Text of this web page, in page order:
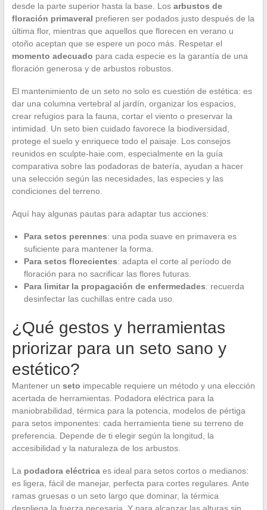
desde la parte superior hasta la base. Los arbustos de
floración primaveral prefieren ser podados justo después de la
última flor, mientras que aquellos que florecen en verano u
otoño aceptan que se espere un poco más. Respetar el
momento adecuado para cada especie es la garantía de una
floración generosa y de arbustos robustos.
El mantenimiento de un seto no solo es cuestión de estética: es
dar una columna vertebral al jardín, organizar los espacios,
crear refugios para la fauna, cortar el viento o preservar la
intimidad. Un seto bien cuidado favorece la biodiversidad,
protege el suelo y enriquece todo el paisaje. Los consejos
reunidos en sculpte-haie.com, especialmente en la guía
comparativa sobre las podadoras de batería, ayudan a hacer
una selección según las necesidades, las especies y las
condiciones del terreno.
Aquí hay algunas pautas para adaptar tus acciones:
Para setos perennes: una poda suave en primavera es
suficiente para mantener la forma.
Para setos florecientes: adapta el corte al período de
floración para no sacrificar las flores futuras.
Para limitar la propagación de enfermedades: recuerda
desinfectar las cuchillas entre cada uso.
¿Qué gestos y herramientas
priorizar para un seto sano y
estético?
Mantener un seto impecable requiere un método y una elección
acertada de herramientas. Podadora eléctrica para la
maniobrabilidad, térmica para la potencia, modelos de pértiga
para setos imponentes: cada herramienta tiene su terreno de
preferencia. Depende de ti elegir según la longitud, la
accesibilidad y la naturaleza de los arbustos.
La podadora eléctricaes ideal para setos cortos o medianos:
es ligera, fácil de manejar, perfecta para cortes regulares. Ante
ramas gruesas o un seto largo que dominar, la térmica